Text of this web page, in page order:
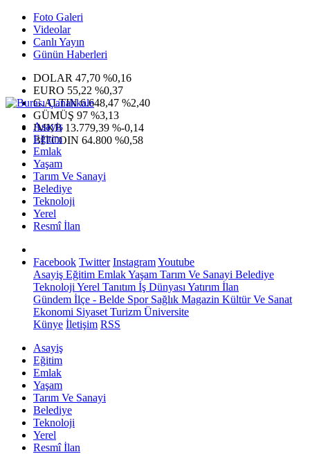
Foto Galeri
Videolar
Canlı Yayın
Günün Haberleri
DOLAR 47,70 %0,16
EURO 55,22 %0,37
G.ALTIN6.648,47 %2,40
GÜMÜŞ 97 %3,13
IMKB 13.779,39 %-0,14
BITCOIN 64.800 %0,58
Asayiş
Eğitim
Emlak
Yaşam
Tarım Ve Sanayi
Belediye
Teknoloji
Yerel
Resmî İlan
Facebook Twitter InstagramYoutube
Asayiş Eğitim EmlakYaşam Tarım Ve Sanayi Belediye
Teknoloji Yerel Tanıtım İş Dünyası Yatırım İlan
Gündem İlçe - Belde SporSağlık Magazin Kültür Ve Sanat
Ekonomi Siyaset Turizm Üniversite
Künye İletişim RSS
Asayiş
Eğitim
Emlak
Yaşam
Tarım Ve Sanayi
Belediye
Teknoloji
Yerel
Resmî İlan